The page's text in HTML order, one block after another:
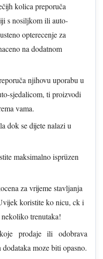
kolica preporuča
s nosiljkom ili auto-
opterecenje za
na dodatnom
njihovu uporabu u
sjedalicom, ti proizvodi
vama.
dok se dijete nalazi u
maksimalno isprüzen
za vrijeme stavljanja
koristite ko nicu, ck i
nekoliko trenutaka!
prodaje ili odobrava
moze biti opasno.